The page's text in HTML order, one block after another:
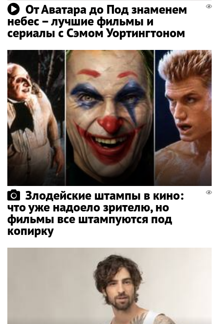
От Аватара до Под знаменем
небес – лучшие фильмы и
сериалы с Сэмом Уортингтоном
Злодейские штампы в кино:
что уже надоело зрителю, но
фильмы все штампуются под
копирку